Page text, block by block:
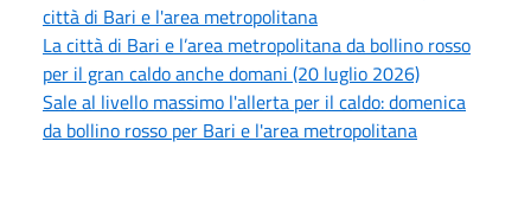
città di Bari e l'area metropolitana
La città di Bari e l’area metropolitana da bollino rosso
per il gran caldo anche domani (20 luglio 2026)
Sale al livello massimo l'allerta per il caldo: domenica
da bollino rosso per Bari e l'area metropolitana